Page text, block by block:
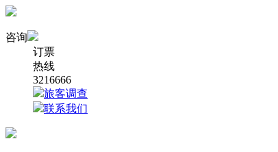
咨询
订票
热线
3216666
旅客调查
联系我们